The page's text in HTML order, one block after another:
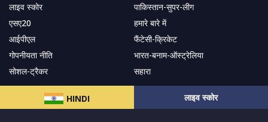
HINDI लाइव स्कोर
लाइव स्कोर
पाकिस्तान-सुपर-लीग
एसए20
हमारे बारे में
आईपीएल
फैंटेसी-क्रिकेट
गोपनीयता नीति
भारत-बनाम-ऑस्ट्रेलिया
सोशल-ट्रैकर
सहारा
हमारे समाचार पत्र के सदस्य बनें